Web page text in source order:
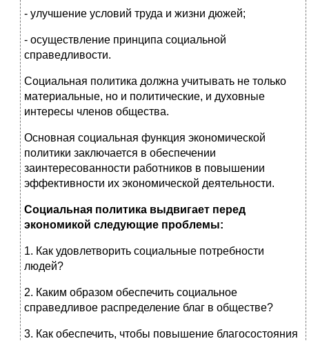
- улучшение условий труда и жизни дюжей;
- осуществление принципа социальной
справедливости.
Социальная политика должна учитывать не только
материальные, но и политические, и духовные
интересы членов общества.
Основная социальная функция экономической
политики заключается в обеспечении
заинтересованности работников в повышении
эффективности их экономической деятельности.
Социальная политика выдвигает перед
экономикой следующие проблемы:
1. Как удовлетворить социальные потребности
людей?
2. Каким образом обеспечить социальное
справедливое распределение благ в обществе?
3. Как обеспечить, чтобы повышение благосостояния